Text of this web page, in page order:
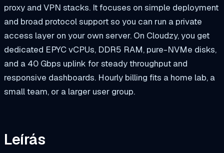
proxy and VPN stacks. It focuses on simple deployment
and broad protocol support so you can run a private
access layer on your own server. On Cloudzy, you get
dedicated EPYC vCPUs, DDR5 RAM, pure-NVMe disks,
and a 40 Gbps uplink for steady throughput and
responsive dashboards. Hourly billing fits a home lab, a
small team, or a larger user group.
Leírás